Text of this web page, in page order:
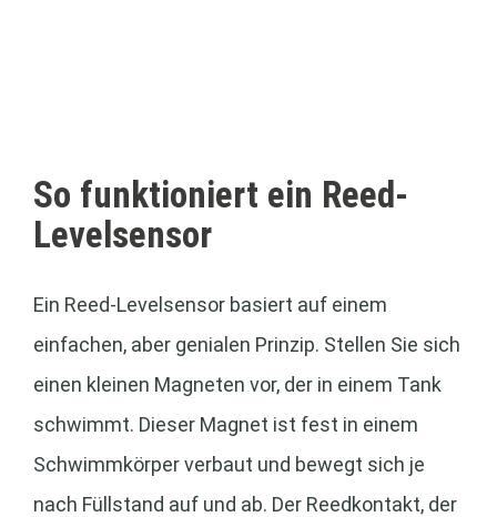
So funktioniert ein Reed-
Levelsensor
Ein Reed-Levelsensor basiert auf einem
einfachen, aber genialen Prinzip. Stellen Sie sich
einen kleinen Magneten vor, der in einem Tank
schwimmt. Dieser Magnet ist fest in einem
Schwimmkörper verbaut und bewegt sich je
nach Füllstand auf und ab. Der Reedkontakt, der